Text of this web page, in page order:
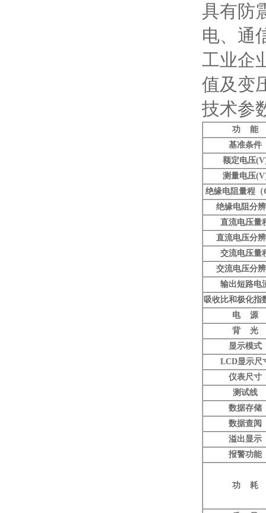
具有防
电、通
工业企
值及变
技术参
功 能
基准条件
额定电压
测量电压
绝缘电阻量程
绝缘电阻分
直流电压量
直流电压分
交流电压量
交流电压分
输出短路电
吸收比和极化指
电 源
背 光
显示模式
LCD显示尺
仪表尺寸
测试线
数据存储
数据查阅
溢出显示
报警功能
功 耗